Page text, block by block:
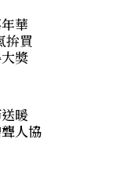
年華
拚買
獎
送暖
人協